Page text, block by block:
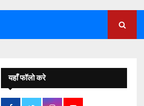
यहाँ फॉलो करे